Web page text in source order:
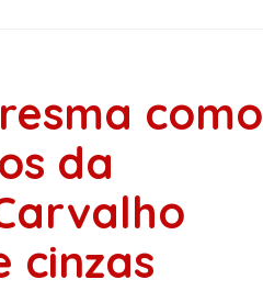
como
da
cinzas